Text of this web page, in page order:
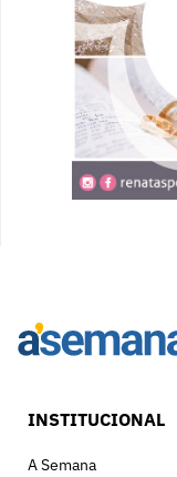
INSTITUCIONAL
A Semana